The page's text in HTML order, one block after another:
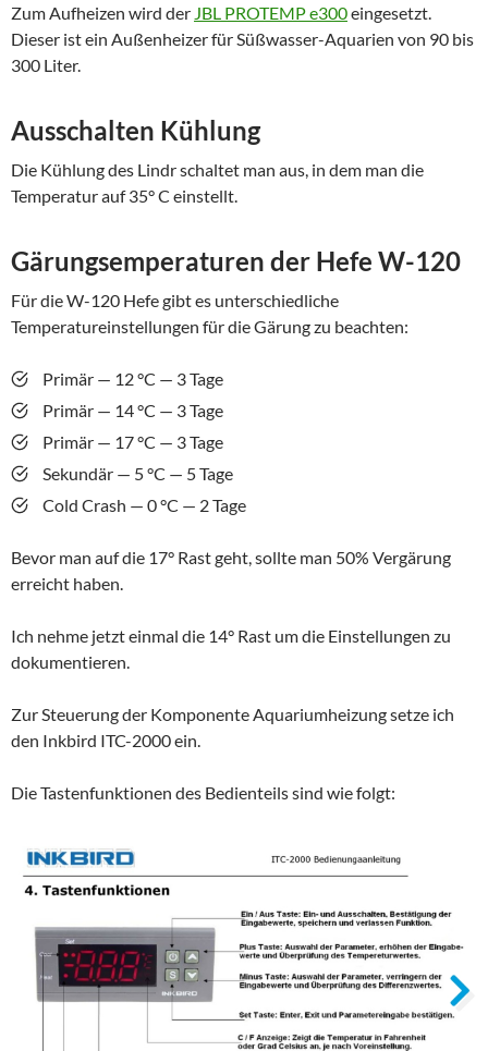
Zum Aufheizen wird der JBL PROTEMP e300eingesetzt.
Dieser ist ein Außenheizer für Süßwasser-Aquarien von 90 bis
300 Liter.
Ausschalten Kühlung
Die Kühlung des Lindr schaltet man aus, in dem man die
Temperatur auf 35° C einstellt.
Gärungsemperaturen der Hefe W-120
Für die W-120 Hefe gibt es unterschiedliche
Temperatureinstellungen für die Gärung zu beachten:
Primär — 12 °C — 3 Tage
Primär — 14 °C — 3 Tage
Primär — 17 °C — 3 Tage
Sekundär — 5 °C — 5 Tage
Cold Crash — 0 °C — 2 Tage
Bevor man auf die 17° Rast geht, sollte man 50% Vergärung
erreicht haben.
Ich nehme jetzt einmal die 14° Rast um die Einstellungen zu
dokumentieren.
Zur Steuerung der Komponente Aquariumheizung setze ich
den Inkbird ITC-2000 ein.
Die Tastenfunktionen des Bedienteils sind wie folgt: